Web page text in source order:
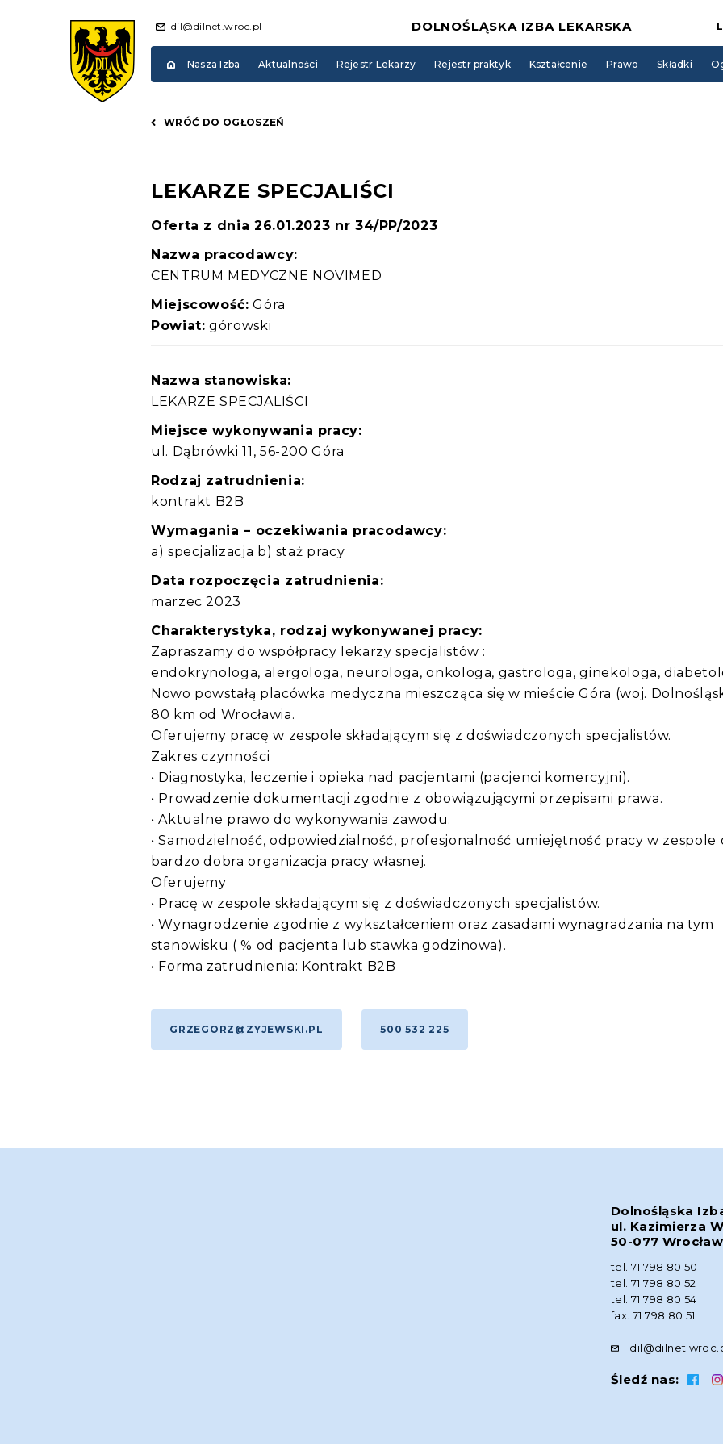
dil@dilnet.wroc.pl DOLNOŚLĄSKA IZBA LEKARSKA
Nasza Izba Aktualności Rejestr Lekarzy Rejestr praktyk Kształcenie Prawo Składki
WRÓĆ DO OGŁOSZEŃ
LEKARZE SPECJALIŚCI
Oferta z dnia 26.01.2023 nr 34/PP/2023
Nazwa pracodawcy:
CENTRUM MEDYCZNE NOVIMED
Miejscowość: Góra
Powiat: górowski
Nazwa stanowiska:
LEKARZE SPECJALIŚCI
Miejsce wykonywania pracy:
ul. Dąbrówki 11, 56-200 Góra
Rodzaj zatrudnienia:
kontrakt B2B
Wymagania – oczekiwania pracodawcy:
a) specjalizacja b) staż pracy
Data rozpoczęcia zatrudnienia:
marzec 2023
Charakterystyka, rodzaj wykonywanej pracy:
Zapraszamy do współpracy lekarzy specjalistów :
endokrynologa, alergologa, neurologa, onkologa, gastrologa, ginekologa,
Nowo powstałą placówka medyczna mieszcząca się w mieście Góra (woj.
80 km od Wrocławia.
Oferujemy pracę w zespole składającym się z doświadczonych specjalistów.
Zakres czynności
• Diagnostyka, leczenie i opieka nad pacjentami (pacjenci komercyjni).
• Prowadzenie dokumentacji zgodnie z obowiązującymi przepisami prawa.
• Aktualne prawo do wykonywania zawodu.
• Samodzielność, odpowiedzialność, profesjonalność umiejętność pracy w zespole
bardzo dobra organizacja pracy własnej.
Oferujemy
• Pracę w zespole składającym się z doświadczonych specjalistów.
• Wynagrodzenie zgodnie z wykształceniem oraz zasadami wynagradzania na tym
stanowisku ( % od pacjenta lub stawka godzinowa).
• Forma zatrudnienia: Kontrakt B2B
GRZEGORZ@ZYJEWSKI.PL 500 532 225
Dolnośląska
ul. Kazimierza
50-077 Wrocław
tel. 71 798 80 50
tel. 71 798 80 52
tel. 71 798 80 54
fax. 71 798 80 51
Śledź nas: